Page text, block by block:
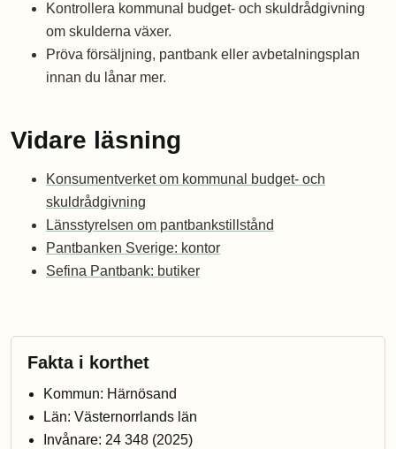
Kontrollera kommunal budget- och skuldrådgivning
om skulderna växer.
Pröva försäljning, pantbank eller avbetalningsplan
innan du lånar mer.
Vidare läsning
Konsumentverket om kommunal budget- och
skuldrådgivning
Länsstyrelsen om pantbankstillstånd
Pantbanken Sverige: kontor
Sefina Pantbank: butiker
Fakta i korthet
Kommun: Härnösand
Län: Västernorrlands län
Invånare: 24 348 (2025)